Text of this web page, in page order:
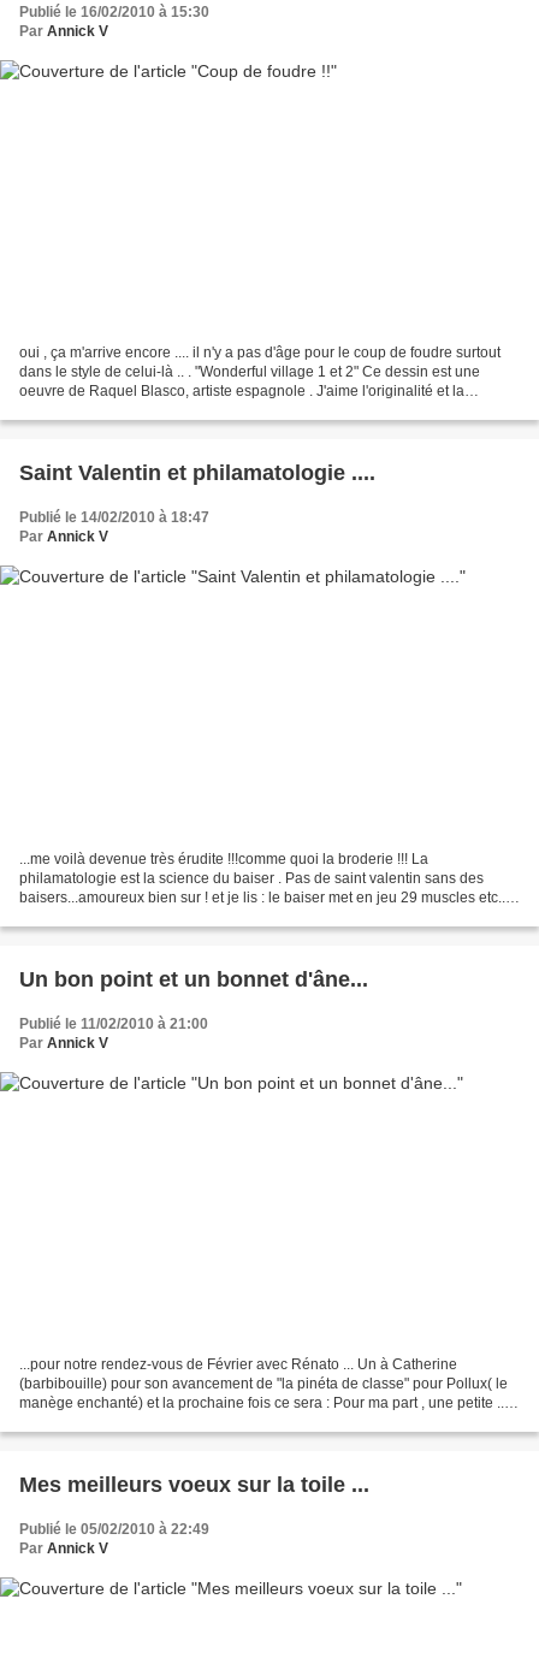
Publié le 16/02/2010 à 15:30
Par Annick V
oui , ça m'arrive encore .... il n'y a pas d'âge pour le coup de foudre surtout
dans le style de celui-là .. . "Wonderful village 1 et 2" Ce dessin est une
oeuvre de Raquel Blasco, artiste espagnole . J'aime l'originalité et la
Saint Valentin et philamatologie ....
Publié le 14/02/2010 à 18:47
Par Annick V
...me voilà devenue très érudite !!!comme quoi la broderie !!! La
philamatologie est la science du baiser . Pas de saint valentin sans des
baisers...amoureux bien sur ! et je lis : le baiser met en jeu 29 muscles etc... il
Un bon point et un bonnet d'âne...
Publié le 11/02/2010 à 21:00
Par Annick V
...pour notre rendez-vous de Février avec Rénato ... Un à Catherine
(barbibouille) pour son avancement de "la pinéta de classe" pour Pollux( le
manège enchanté) et la prochaine fois ce sera : Pour ma part , une petite ...
Mes meilleurs voeux sur la toile ...
Publié le 05/02/2010 à 22:49
Par Annick V